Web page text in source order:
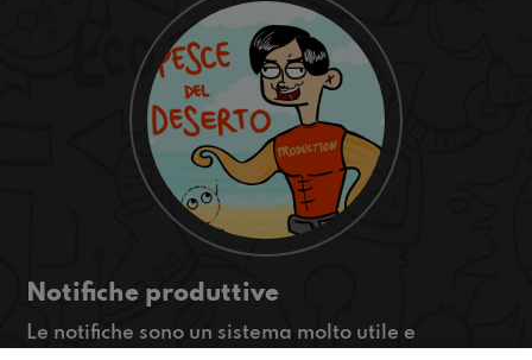
Notifiche produttive
Le notifiche sono un sistema molto utile e